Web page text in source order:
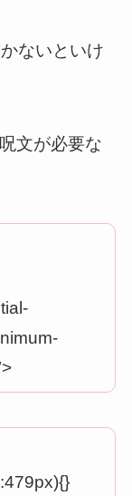
ないといけ
文が必要な